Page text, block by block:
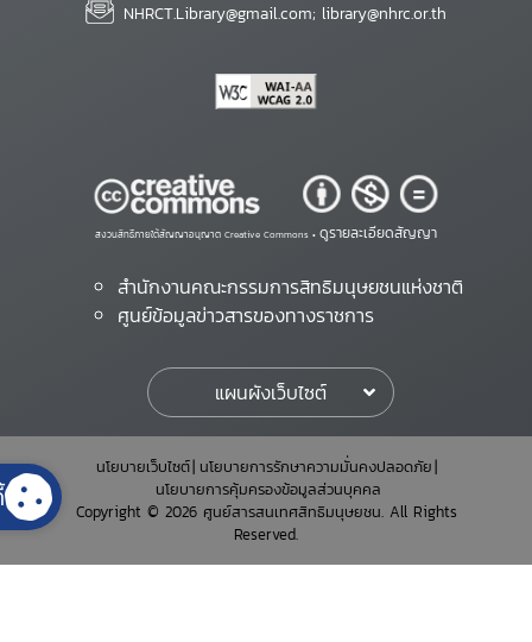
NHRCT.Library@gmail.com; library@nhrc.or.th
สงวนสิทธิ์ภายใต้สัญญาอนุญาต Creative Commons • ดูรายละเอียดสัญญา
สำนักงานคณะกรรมการสิทธิมนุษยชนแห่งชาติ
ศูนย์ข้อมูลข่าวสารของทางราชการ
แผนผังเว็บไซต์
นโยบายเว็บไซต์ นโยบายการรักษาความมั่นคงปลอดภัย
นโยบายการคุ้มครองข้อมูลส่วนบุคคล
Copyright © 2026 ศูนย์สารสนเทศสิทธิมนุษยชน. All Rights
Reserved.